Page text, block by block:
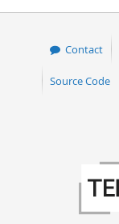
Contact
Source Code